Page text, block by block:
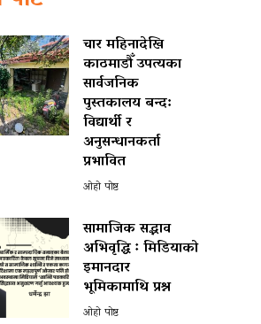
चार महिनादेखि
काठमाडौँ उपत्यका
सार्वजनिक
पुस्तकालय बन्द:
विद्यार्थी र
अनुसन्धानकर्ता
प्रभावित
ओहो पोष्ट
सामाजिक सद्भाव
अभिवृद्धि ः मिडियाको
इमानदार
भूमिकामाथि प्रश्न
ओहो पोष्ट